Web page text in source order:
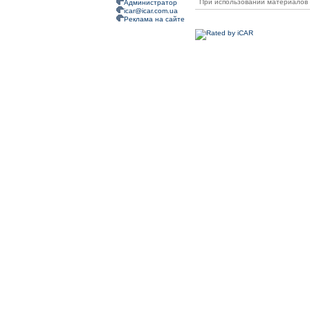
Администратор
icar@icar.com.ua
Реклама на сайте
При использовании материалов